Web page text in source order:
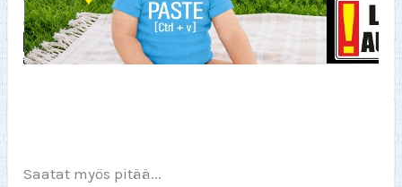
Saatat myös pitää...